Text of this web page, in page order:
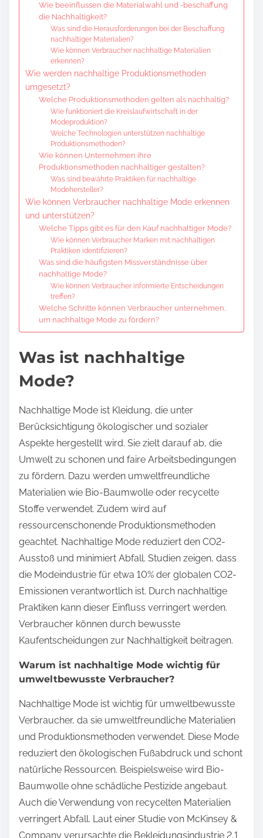
Wie beeinflussen die Materialwahl und -beschaffung
die Nachhaltigkeit?
Was sind die Herausforderungen bei der Beschaffung
nachhaltiger Materialien?
Wie können Verbraucher nachhaltige Materialien
erkennen?
Wie werden nachhaltige Produktionsmethoden
umgesetzt?
Welche Produktionsmethoden gelten als nachhaltig?
Wie funktioniert die Kreislaufwirtschaft in der
Modeproduktion?
Welche Technologien unterstützen nachhaltige
Produktionsmethoden?
Wie können Unternehmen ihre
Produktionsmethoden nachhaltiger gestalten?
Was sind bewährte Praktiken für nachhaltige
Modehersteller?
Wie können Verbraucher nachhaltige Mode erkennen
und unterstützen?
Welche Tipps gibt es für den Kauf nachhaltiger Mode?
Wie können Verbraucher Marken mit nachhaltigen
Praktiken identifizieren?
Was sind die häufigsten Missverständnisse über
nachhaltige Mode?
Wie können Verbraucher informierte Entscheidungen
treffen?
Welche Schritte können Verbraucher unternehmen,
um nachhaltige Mode zu fördern?
Was ist nachhaltige
Mode?
Nachhaltige Mode ist Kleidung, die unter
Berücksichtigung ökologischer und sozialer
Aspekte hergestellt wird. Sie zielt darauf ab, die
Umwelt zu schonen und faire Arbeitsbedingungen
zu fördern. Dazu werden umweltfreundliche
Materialien wie Bio-Baumwolle oder recycelte
Stoffe verwendet. Zudem wird auf
ressourcenschonende Produktionsmethoden
geachtet. Nachhaltige Mode reduziert den CO2-
Ausstoß und minimiert Abfall. Studien zeigen, dass
die Modeindustrie für etwa 10% der globalen CO2-
Emissionen verantwortlich ist. Durch nachhaltige
Praktiken kann dieser Einfluss verringert werden.
Verbraucher können durch bewusste
Kaufentscheidungen zur Nachhaltigkeit beitragen.
Warum ist nachhaltige Mode wichtig für
umweltbewusste Verbraucher?
Nachhaltige Mode ist wichtig für umweltbewusste
Verbraucher, da sie umweltfreundliche Materialien
und Produktionsmethoden verwendet. Diese Mode
reduziert den ökologischen Fußabdruck und schont
natürliche Ressourcen. Beispielsweise wird Bio-
Baumwolle ohne schädliche Pestizide angebaut.
Auch die Verwendung von recycelten Materialien
verringert Abfall. Laut einer Studie von McKinsey &
Company verursachte die Bekleidungsindustrie 2,1